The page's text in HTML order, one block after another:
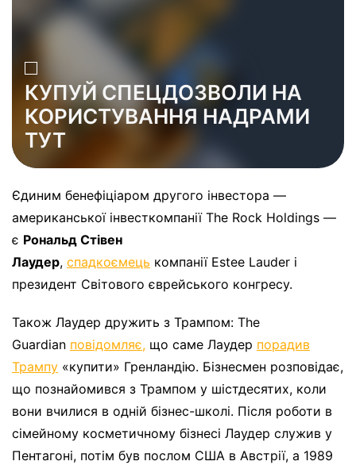
КУПУЙ СПЕЦДОЗВОЛИ НА
КОРИСТУВАННЯ НАДРАМИ
ТУТ
Єдиним бенефіціаром другого інвестора —
американської інвесткомпанії The Rock Holdings —
є Рональд Стівен
Лаудер, спадкоємець компанії Estee Lauder і
президент Світового єврейського конгресу.
Також Лаудер дружить з Трампом: The
Guardian повідомляє, що саме Лаудер порадив
Трампу «купити» Гренландію. Бізнесмен розповідає,
що познайомився з Трампом у шістдесятих, коли
вони вчилися в одній бізнес-школі. Після роботи в
сімейному косметичному бізнесі Лаудер служив у
Пентагоні, потім був послом США в Австрії, а 1989